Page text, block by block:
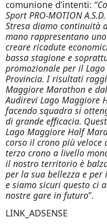
comunione d’intenti: “
Sport PRO-MOTION
Stresa diamo continuità
mano rappresentano
creare ricadute
bassa stagione e
promozionale per il
Provincia. I risultati
Maggiore Marathon e
Audirevi Lago Maggiore
facendo squadra si
di grande efficacia.
Lago Maggiore Half
corso il crono più
terzo crono a livello
il nostro territorio è
per la sua bellezza e
e siamo sicuri questo ci
nostre gare in futuro”.
LINK_ADSENSE